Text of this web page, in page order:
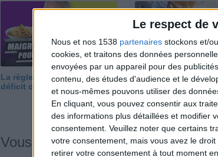
Le respect de
Nous et nos 1538 partenaires stockons et/
cookies, et traitons des données
envoyées par un appareil pour des
contenu, des études d'audience et le
et nous-mêmes pouvons utiliser des
En cliquant, vous pouvez consentir aux
des informations plus détaillées et modifier
consentement. Veuillez noter que certains
votre consentement, mais vous avez le
retirer votre consentement à tout moment
La règle N°1 pour maigrir : le
déficit calorique
Perdre 10 kg : ma
est imparable
Vous m'avez demandé